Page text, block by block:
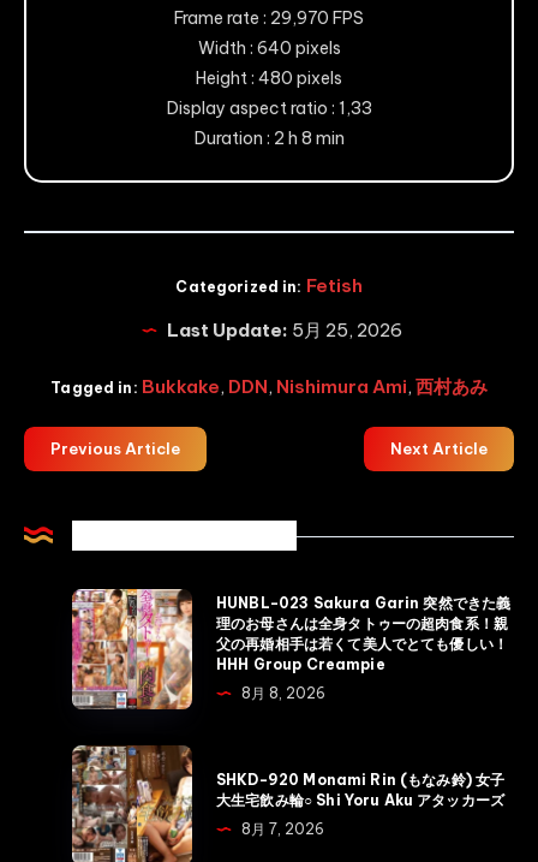
Frame rate : 29,970 FPS
Width : 640 pixels
Height : 480 pixels
Display aspect ratio : 1,33
Duration : 2 h 8 min
Categorized in: Fetish
Last Update: 5月 25, 2026
Tagged in: Bukkake, DDN, Nishimura Ami, 西村あみ
Previous Article Next Article
HUNBL-
023
Sakura
Garin
然
で
き
た
HUNBL-023 Sakura Garin 突然できた義
理のお母さんは全身タトゥーの超肉食系！親
父の再婚相手は若くて美人でとても優しい！
HHH Group Creampie
8月 8, 2026
SHKD-
920
Monami
Rin
SHKD-920 Monami Rin (もなみ鈴) 女子
大生宅飲み輪○ Shi Yoru Aku アタッカーズ
8月 7, 2026